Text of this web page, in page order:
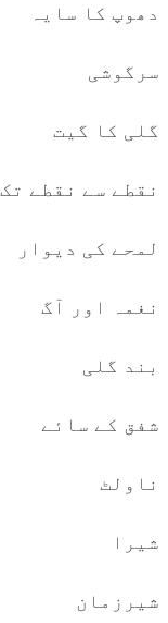
دھوپ کا سایہ
سرگوشی
گلی کا گیت
نقطے سے نقطے تک
لمحے کی دیوار
نغمہ اور آگ
بند گلی
شفق کے سائے
ناولٹ
شیرا
شیرزمان